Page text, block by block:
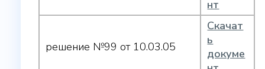
нт
решение №99 от 10.03.05
Скачат
ь
докуме